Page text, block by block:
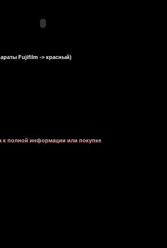
Fujifilm -> красный)
к полной информации или покупке